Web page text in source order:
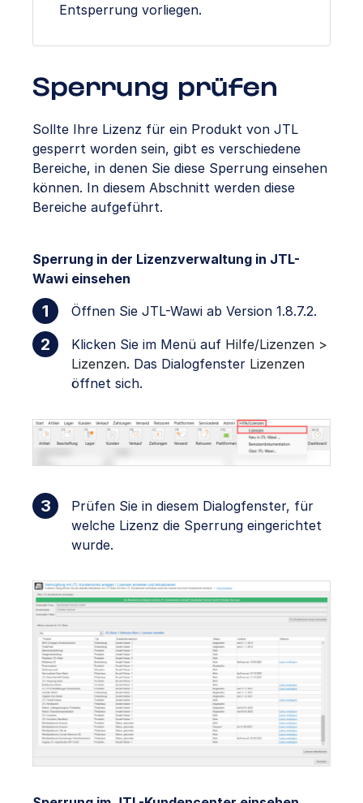
Entsperrung vorliegen.
Sperrung prüfen
Sollte Ihre Lizenz für ein Produkt von JTL
gesperrt worden sein, gibt es verschiedene
Bereiche, in denen Sie diese Sperrung einsehen
können. In diesem Abschnitt werden diese
Bereiche aufgeführt.
Sperrung in der Lizenzverwaltung in JTL-
Wawi einsehen
Öffnen Sie JTL-Wawi ab Version 1.8.7.2.
Klicken Sie im Menü auf Hilfe/Lizenzen >
Lizenzen. Das Dialogfenster Lizenzen
öffnet sich.
Prüfen Sie in diesem Dialogfenster, für
welche Lizenz die Sperrung eingerichtet
wurde.